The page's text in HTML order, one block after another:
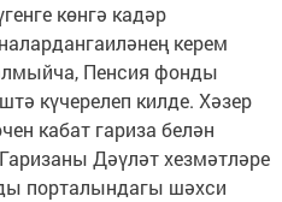
көнгә кадәр
керем
Пенсия фонды
күчерелеп килде. Хәзер
кабат гариза белән
Дәүләт хезмәтләре
порталындагы шәхси